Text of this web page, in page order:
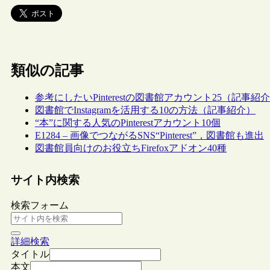
類似の記事
参考にしたいPinterestの図書館アカウント25（記事紹
図書館でInstagramを活用する10の方法（記事紹介）
“本”に関する人気のPinterestアカウント10個
E1284 – 画像でつながるSNS“Pinterest”，図書館も進出
図書館員向けのお役立ちFirefoxアドオン40種
サイト内検索
検索フォーム
詳細検索
タイトル
本文